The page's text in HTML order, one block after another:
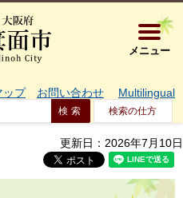
大阪府箕
メニュー
ップ お問い合わせ Multilingual
検索の仕方
更新日：2026年7月10日